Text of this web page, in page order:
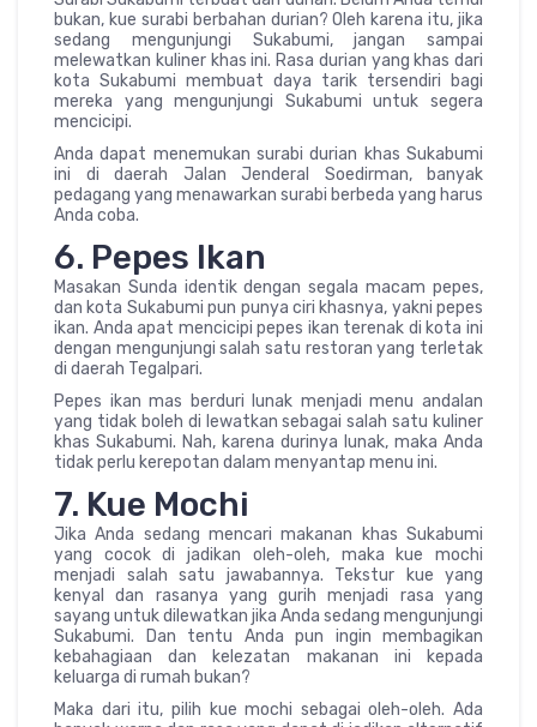
bukan, kue surabi berbahan durian? Oleh karena itu, jika
sedang mengunjungi Sukabumi, jangan sampai
melewatkan kuliner khas ini. Rasa durian yang khas dari
kota Sukabumi membuat daya tarik tersendiri bagi
mereka yang mengunjungi Sukabumi untuk segera
mencicipi.
Anda dapat menemukan surabi durian khas Sukabumi
ini di daerah Jalan Jenderal Soedirman, banyak
pedagang yang menawarkan surabi berbeda yang harus
Anda coba.
6. Pepes Ikan
Masakan Sunda identik dengan segala macam pepes,
dan kota Sukabumi pun punya ciri khasnya, yakni pepes
ikan. Anda apat mencicipi pepes ikan terenak di kota ini
dengan mengunjungi salah satu restoran yang terletak
di daerah Tegalpari.
Pepes ikan mas berduri lunak menjadi menu andalan
yang tidak boleh di lewatkan sebagai salah satu kuliner
khas Sukabumi. Nah, karena durinya lunak, maka Anda
tidak perlu kerepotan dalam menyantap menu ini.
7. Kue Mochi
Jika Anda sedang mencari makanan khas Sukabumi
yang cocok di jadikan oleh-oleh, maka kue mochi
menjadi salah satu jawabannya. Tekstur kue yang
kenyal dan rasanya yang gurih menjadi rasa yang
sayang untuk dilewatkan jika Anda sedang mengunjungi
Sukabumi. Dan tentu Anda pun ingin membagikan
kebahagiaan dan kelezatan makanan ini kepada
keluarga di rumah bukan?
Maka dari itu, pilih kue mochi sebagai oleh-oleh. Ada